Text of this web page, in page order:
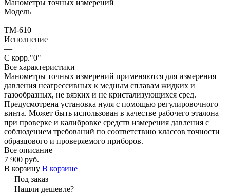
Манометры точных измерений
Модель
—
ТМ-610
Исполнение
—
С корр."0"
Все характеристики
Манометры точных измерений применяются для измерения
давления неагрессивных к медным сплавам жидких и
газообразных, не вязких и не кристализующихся сред.
Предусмотрена установка нуля с помощью регулировочного
винта. Может быть использован в качестве рабочего эталона
при проверке и калибровке средств измерения давления с
соблюдением требований по соответствию классов точности
образцового и проверяемого приборов.
Все описание
7 900 руб.
В корзину В корзине
Под заказ
Нашли дешевле?